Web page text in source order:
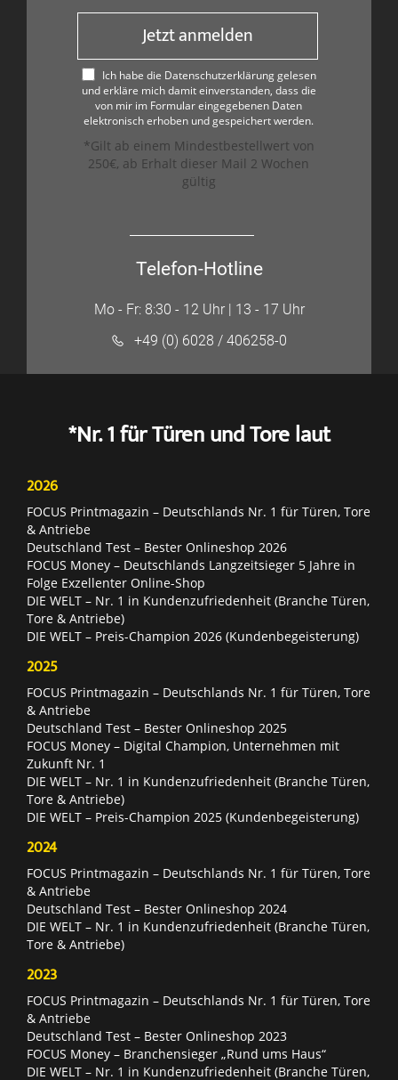
Jetzt anmelden
Ich habe die Datenschutzerklärung gelesen
und erkläre mich damit einverstanden, dass die
von mir im Formular eingegebenen Daten
elektronisch erhoben und gespeichert werden.
*Gilt ab einem Mindestbestellwert von
250€, ab Erhalt dieser Mail 2 Wochen
gültig
Telefon-Hotline
Mo - Fr: 8:30 - 12 Uhr | 13 - 17 Uhr
+49 (0) 6028 / 406258-0
*Nr. 1 für Türen und Tore laut
2026
FOCUS Printmagazin – Deutschlands Nr. 1 für Türen, Tore
& Antriebe
Deutschland Test – Bester Onlineshop 2026
FOCUS Money – Deutschlands Langzeitsieger 5 Jahre in
Folge Exzellenter Online-Shop
DIE WELT – Nr. 1 in Kundenzufriedenheit (Branche Türen,
Tore & Antriebe)
DIE WELT – Preis-Champion 2026 (Kundenbegeisterung)
2025
FOCUS Printmagazin – Deutschlands Nr. 1 für Türen, Tore
& Antriebe
Deutschland Test – Bester Onlineshop 2025
FOCUS Money – Digital Champion, Unternehmen mit
Zukunft Nr. 1
DIE WELT – Nr. 1 in Kundenzufriedenheit (Branche Türen,
Tore & Antriebe)
DIE WELT – Preis-Champion 2025 (Kundenbegeisterung)
2024
FOCUS Printmagazin – Deutschlands Nr. 1 für Türen, Tore
& Antriebe
Deutschland Test – Bester Onlineshop 2024
DIE WELT – Nr. 1 in Kundenzufriedenheit (Branche Türen,
Tore & Antriebe)
2023
FOCUS Printmagazin – Deutschlands Nr. 1 für Türen, Tore
& Antriebe
Deutschland Test – Bester Onlineshop 2023
FOCUS Money – Branchensieger „Rund ums Haus“
DIE WELT – Nr. 1 in Kundenzufriedenheit (Branche Türen,